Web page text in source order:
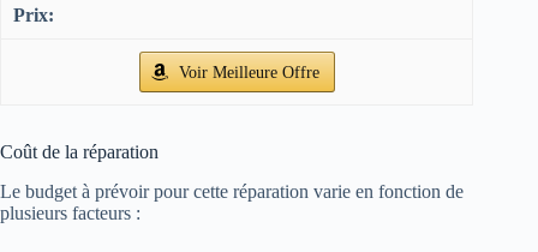
Voir Meilleure Offre
Coût de la réparation
Le budget à prévoir pour cette réparation varie en fonction de
plusieurs facteurs :